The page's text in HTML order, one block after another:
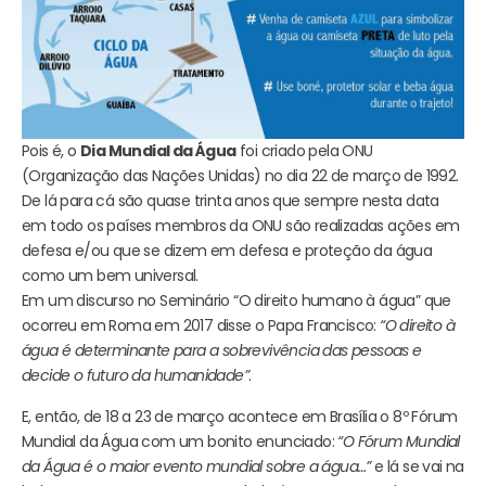
Pois é, o Dia Mundial da Águafoi criado pela ONU
(Organização das Nações Unidas) no dia 22 de março de 1992.
De lá para cá são quase trinta anos que sempre nesta data
em todo os países membros da ONU são realizadas ações em
defesa e/ou que se dizem em defesa e proteção da água
como um bem universal.
Em um discurso no Seminário “O direito humano à água” que
ocorreu em Roma em 2017 disse o Papa Francisco: “O direito à
água é determinante para a sobrevivência das pessoas e
decide o futuro da humanidade”.
E, então, de 18 a 23 de março acontece em Brasília o 8º Fórum
Mundial da Água com um bonito enunciado: “O Fórum Mundial
da Água é o maior evento mundial sobre a água…”e lá se vai na